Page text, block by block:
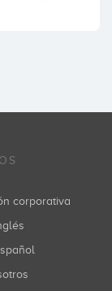
corporativa